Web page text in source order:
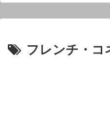
フレンチ・コ